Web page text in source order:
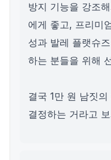
방지 기능을 강조
에게 좋고, 프리미
성과 발레 플랫슈
하는 분들을 위해
결국 1만 원 남짓
결정하는 거라고